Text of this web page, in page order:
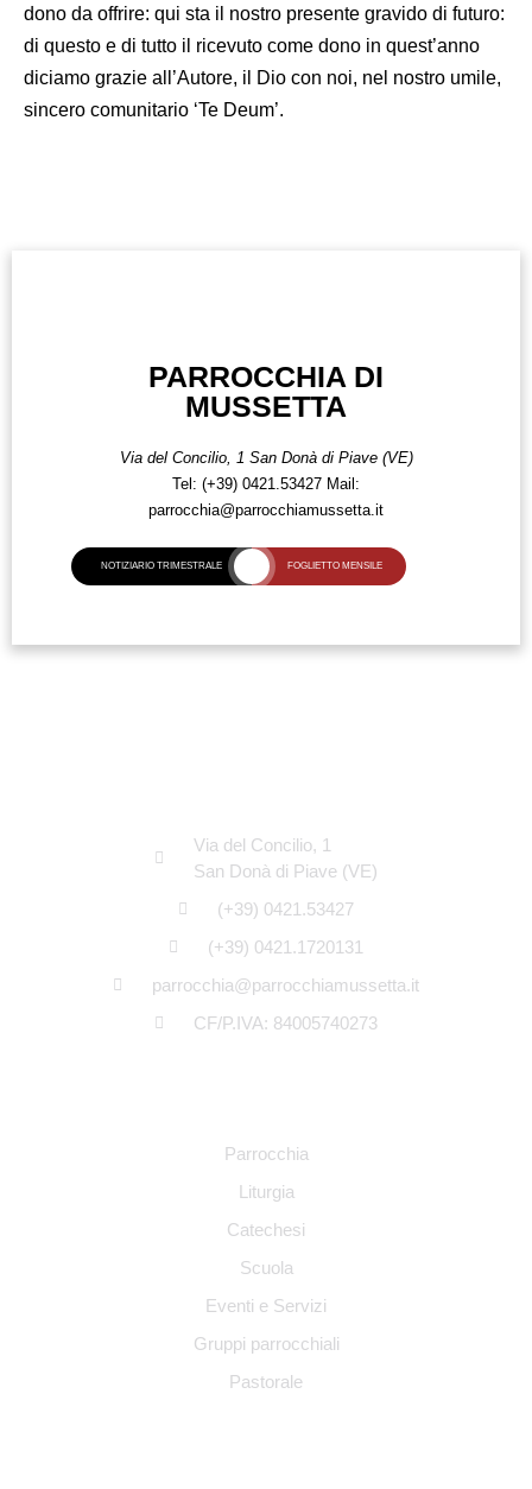
dono da offrire: qui sta il nostro presente gravido di futuro:
di questo e di tutto il ricevuto come dono in quest’anno
diciamo grazie all’Autore, il Dio con noi, nel nostro umile,
sincero comunitario ‘Te Deum’.
PARROCCHIA DI
MUSSETTA
Via del Concilio, 1 San Donà di Piave (VE)
Tel: (+39) 0421.53427 Mail:
parrocchia@parrocchiamussetta.it
NOTIZIARIO TRIMESTRALE FOGLIETTO MENSILE
Via del Concilio, 1
San Donà di Piave (VE)
(+39) 0421.53427
(+39) 0421.1720131
parrocchia@parrocchiamussetta.it
CF/P.IVA: 84005740273
Parrocchia
Liturgia
Catechesi
Scuola
Eventi e Servizi
Gruppi parrocchiali
Pastorale